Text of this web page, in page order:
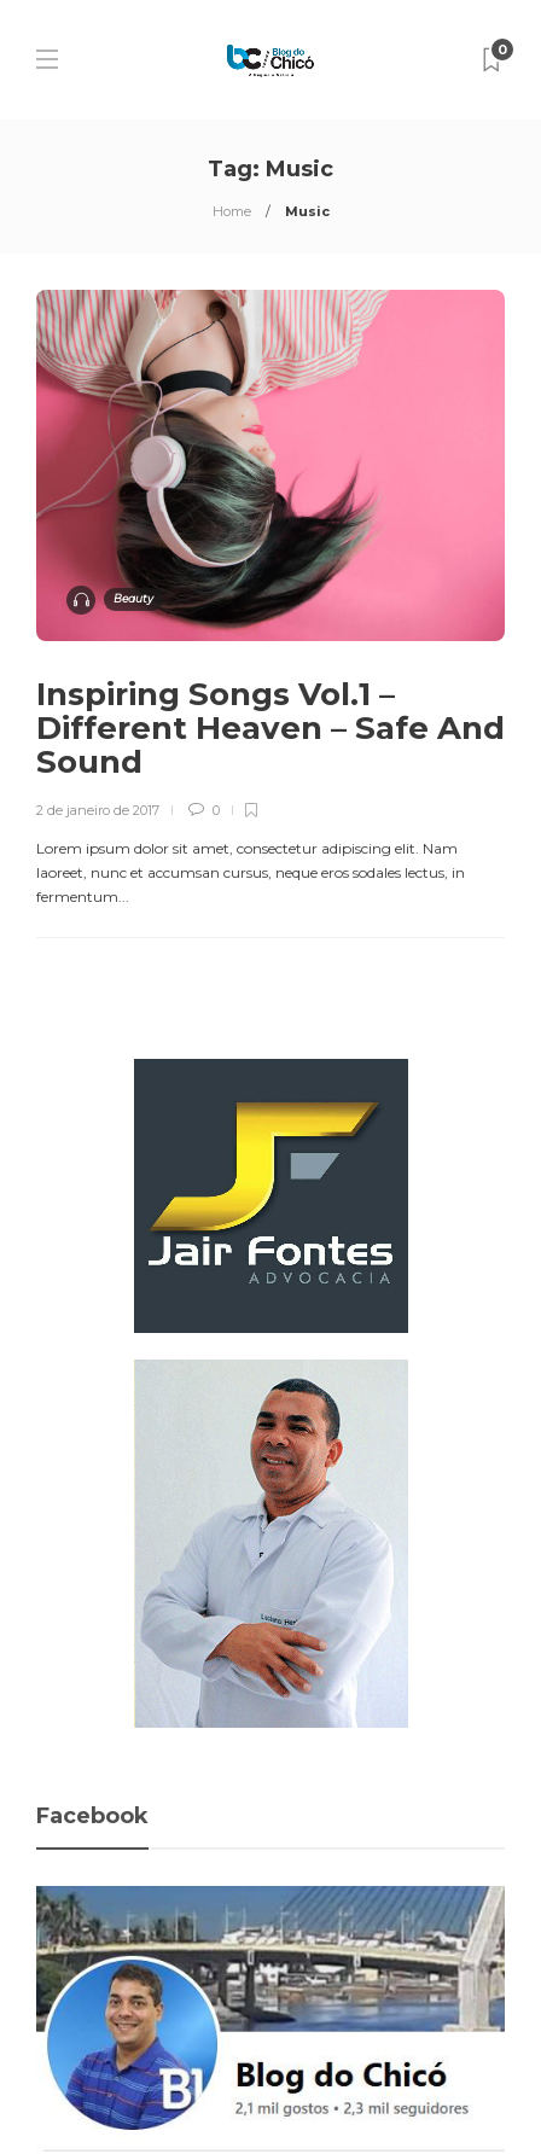
0
Tag: Music
Home Music
Beauty
Inspiring Songs Vol.1 –
Different Heaven – Safe And
Sound
2 de janeiro de 2017 0
Lorem ipsum dolor sit amet, consectetur adipiscing elit. Nam
laoreet, nunc et accumsan cursus, neque eros sodales lectus, in
fermentum...
Facebook